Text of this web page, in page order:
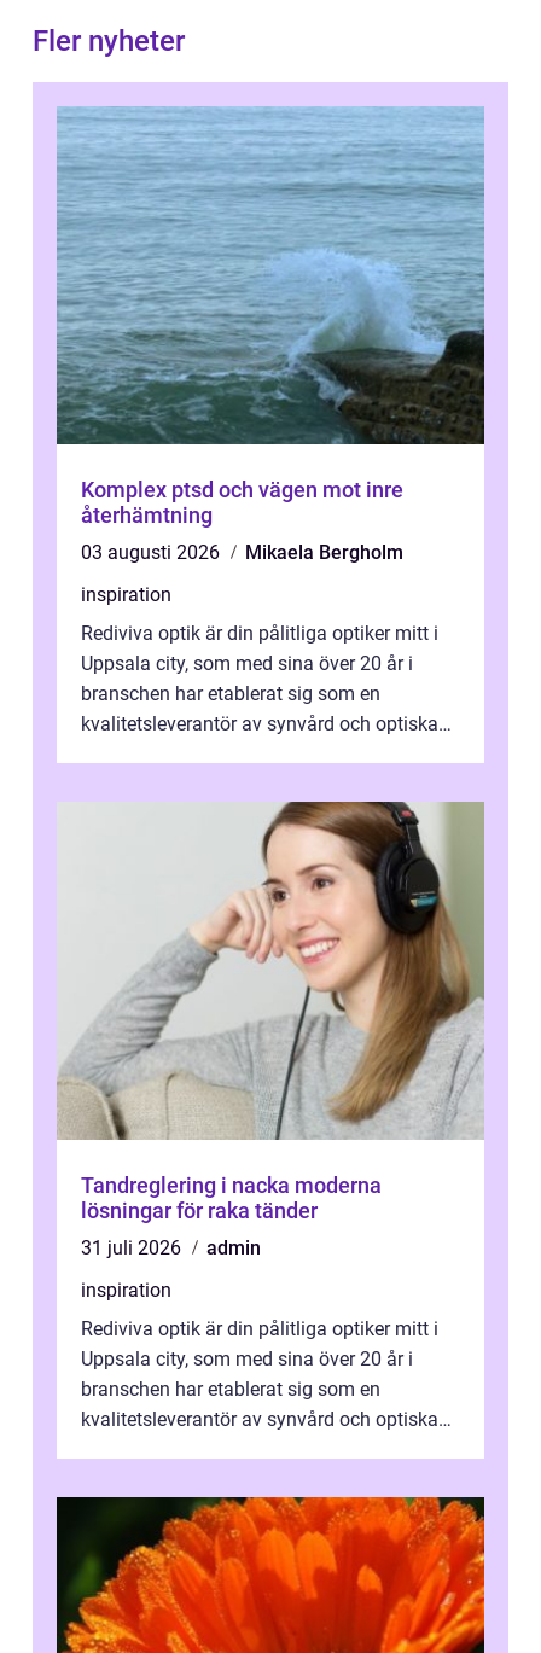
Fler nyheter
Komplex ptsd och vägen mot inre
återhämtning
03 augusti 2026
Mikaela Bergholm
inspiration
Rediviva optik är din pålitliga optiker mitt i
Uppsala city, som med sina över 20 år i
branschen har etablerat sig som en
kvalitetsleverantör av synvård och optiska
Tandreglering i nacka moderna
lösningar för raka tänder
31 juli 2026
admin
inspiration
Rediviva optik är din pålitliga optiker mitt i
Uppsala city, som med sina över 20 år i
branschen har etablerat sig som en
kvalitetsleverantör av synvård och optiska